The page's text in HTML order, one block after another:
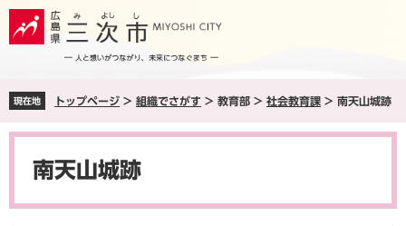
ペ
ジ
メ
ュ
現在地 トップページ > 組織でさがす > 教育部 > 社会教育課 > 南天山城跡
本
南天山城跡